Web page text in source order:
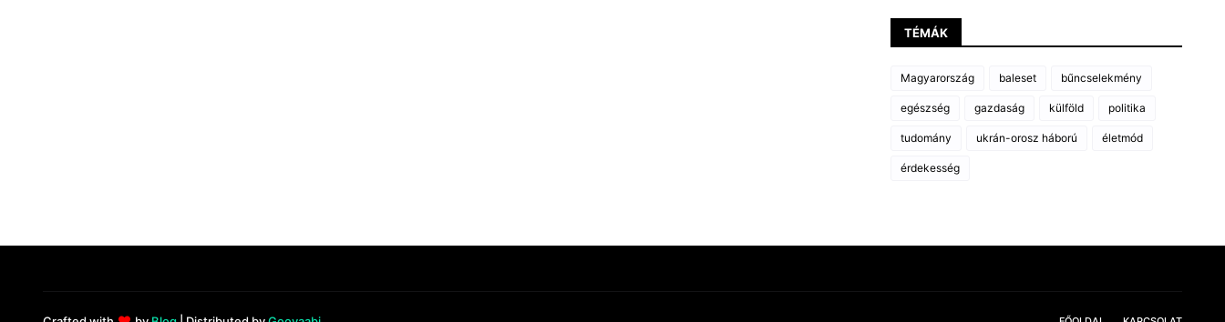
TÉMÁK
Magyarország baleset bűncselekmény
egészség gazdaság külföld politika
tudomány ukrán-orosz háború életmód
érdekesség